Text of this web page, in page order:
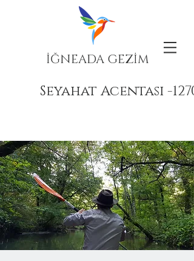
İĞNEADA GEZİM
Seyahat Acentası -